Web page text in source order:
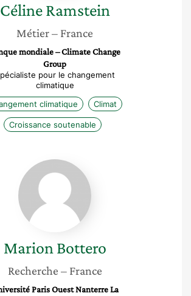
Céline Ramstein
Métier– France
mondiale – Climate Change
Group
pour le changement
climatique
climatique
Climat
Croissance soutenable
Marion
Bottero
Marion Bottero
Recherche – France
Paris Ouest Nanterre La